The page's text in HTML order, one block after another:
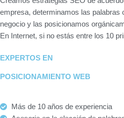
empresa, determinamos las palabras
negocio y las posicionamos
En Internet, si no estás entre los 10
EXPERTOS EN
POSICIONAMIENTO WEB
Más de 10 años de experiencia